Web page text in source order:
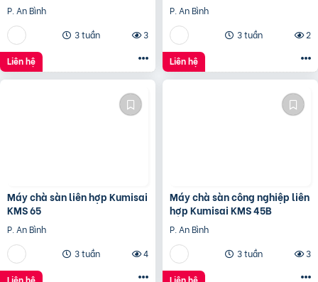
P. An Bình
3 tuần
3
Liên hệ
P. An Bình
3 tuần
2
Liên hệ
Máy chà sàn liên hợp Kumisai
KMS 65
P. An Bình
3 tuần
4
Máy chà sàn công nghiệp liên
hợp Kumisai KMS 45B
P. An Bình
3 tuần
3